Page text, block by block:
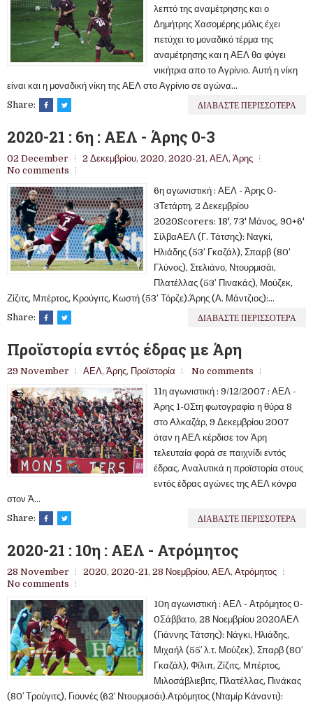
λεπτό της αναμέτρησης και ο
Δημήτρης Χασομέρης μόλις έχει
πετύχει το μοναδικό τέρμα της
αναμέτρησης και η ΑΕΛ θα φύγει
νικήτρια απο το Αγρίνιο. Αυτή η νίκη
είναι και η μοναδική νίκη της ΑΕΛ στο Αγρίνιο σε αγώνα...
Share:
ΔΙΑΒΑΣΤΕ ΠΕΡΙΣΣΟΤΕΡΑ
2020-21 : 6η : ΑΕΛ - Άρης 0-3
02 December 2 Δεκεμβρίου, 2020, 2020-21, ΑΕΛ, Άρης
No comments
6η αγωνιστική : ΑΕΛ - Άρης 0-
3Τετάρτη, 2 Δεκεμβρίου
2020Scorers: 18', 73' Μάνος, 90+6'
ΣίλβαΑΕΛ (Γ. Τάτσης): Ναγκί,
Ηλιάδης (53’ Γκαζάλ), Σπαρβ (80’
Γλύνος), Στελιάνο, Ντουρμισάι,
Πλατέλλας (53’ Πινακάς), Μούζεκ,
Ζίζιτς, Μπέρτος, Κρούγιτς, Κωστή (53’ Τόρζε).Άρης (Α. Μάντζιος):...
Share:
ΔΙΑΒΑΣΤΕ ΠΕΡΙΣΣΟΤΕΡΑ
Προϊστορία εντός έδρας με Άρη
29 November ΑΕΛ, Άρης, Προϊστορία
No comments
11η αγωνιστική : 9/12/2007 : ΑΕΛ -
Άρης 1-0Στη φωτογραφία η θύρα 8
στο Αλκαζάρ, 9 Δεκεμβρίου 2007
όταν η ΑΕΛ κέρδισε τον Άρη
τελευταία φορά σε παιχνίδι εντός
έδρας. Αναλυτικά η προϊστορία στους
εντός έδρας αγώνες της ΑΕΛ κόνρα
στον Ά...
Share:
ΔΙΑΒΑΣΤΕ ΠΕΡΙΣΣΟΤΕΡΑ
2020-21 : 10η : ΑΕΛ - Ατρόμητος
28 November 2020, 2020-21, 28 Νοεμβρίου, ΑΕΛ, Ατρόμητος
No comments
10η αγωνιστική : ΑΕΛ - Ατρόμητος 0-
0Σάββατο, 28 Νοεμβρίου 2020ΑΕΛ
(Γιάννης Τάτσης): Νάγκι, Ηλιάδης,
Μιχαήλ (55′ λ.τ. Μούζεκ), Σπαρβ (80′
Γκαζάλ), Φίλιπ, Ζίζιτς, Μπέρτος,
Μιλοσάβλιεβιτς, Πλατέλλας, Πινάκας
(80′ Τρούγιτς), Γιουνές (62′ Ντουρμισάι).Ατρόμητος (Νταμίρ Κάναντι):